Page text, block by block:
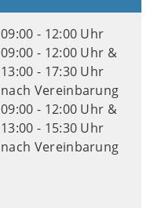
09:00 - 12:00 Uhr
09:00 - 12:00 Uhr &
13:00 - 17:30 Uhr
nach Vereinbarung
09:00 - 12:00 Uhr &
13:00 - 15:30 Uhr
nach Vereinbarung